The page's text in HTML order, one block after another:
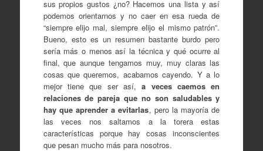
sus propios gustos ¿no? Hacemos una lista y así
podemos orientarnos y no caer en esa rueda de
“siempre elijo mal, siempre elijo el mismo patrón”.
Bueno, esto es un resumen bastante burdo pero
sería más o menos así la técnica y qué ocurre al
final, que aunque tengamos muy, muy claras las
cosas que queremos, acabamos cayendo. Y a lo
mejor tiene que ser así,a veces caemos en
relaciones de pareja que no son saludables y
hay que aprender a evitarlas, pero la mayoría de
las veces nos saltamos a la torera estas
características porque hay cosas inconscientes
que pesan mucho más para nosotros.